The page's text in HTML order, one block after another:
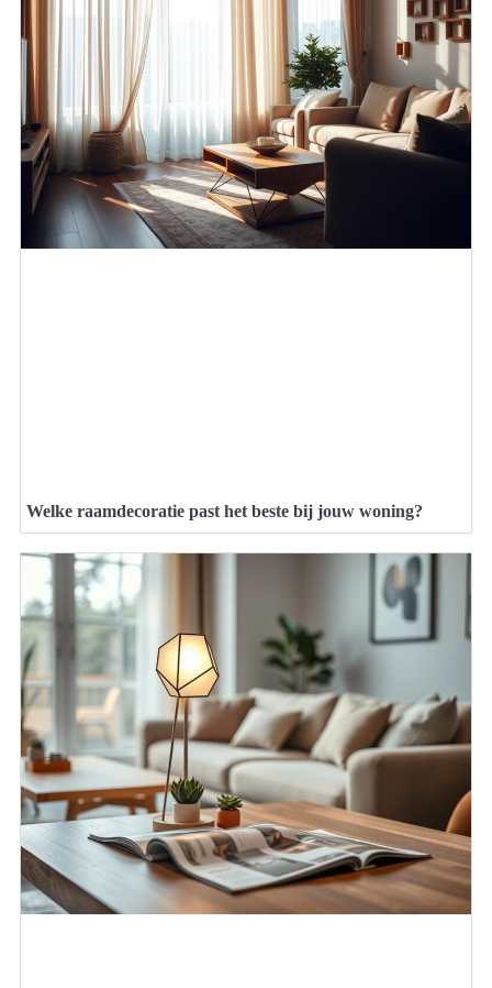
Welke raamdecoratie past het beste bij jouw woning?